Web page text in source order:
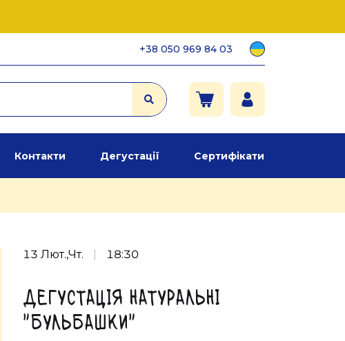
+38 050 969 84 03
Контакти Дегустації Сертифікати
13 Лют.,Чт. 18:30
Дегустація Натуральні
"бульбашки"